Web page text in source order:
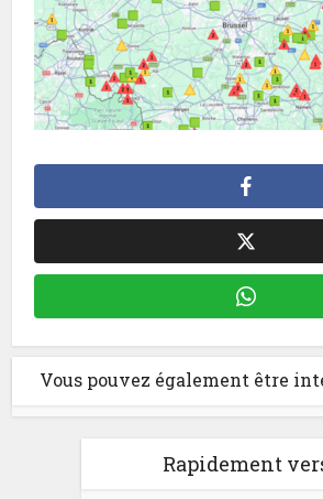
Vous pouvez également être
Rapidement